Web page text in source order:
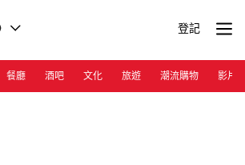
登記
餐廳 酒吧 文化 旅遊 潮流購物 影片
Wong